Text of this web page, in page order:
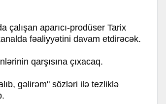
çalışan aparıcı-prodüser Tarix
fəaliyyətini davam etdirəcək.
qarşısına çıxacaq.
gəlirəm" sözləri ilə tezliklə